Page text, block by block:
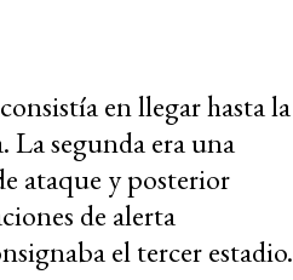
en llegar hasta la
La segunda era una
ataque y posterior
de alerta
el tercer estadio.